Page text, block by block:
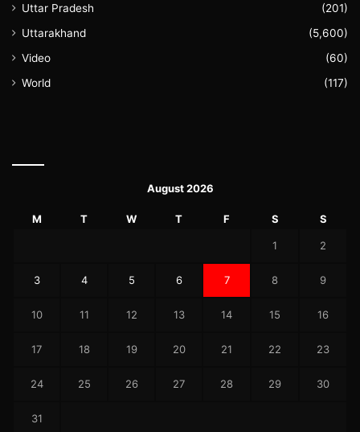
Uttar Pradesh
(201)
Uttarakhand
(5,600)
Video
(60)
World
(117)
August 2026
M T W T F S S
1 2
3 4 5 6 7 8 9
10 11 12 13 14 15 16
17 18 19 20 21 22 23
24 25 26 27 28 29 30
31